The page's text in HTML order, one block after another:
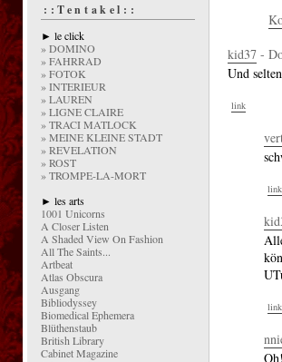
::Tentakel::
► le click
» DOMINO
» FAHRRAD
» FOTOK
» INTERIEUR
» LAUREN
» LIGNE CLAIRE
» TRACI MATLOCK
» MEINE KLEINE STADT
» REVELATION
» ROST
» TROMPE-LA-MORT
► les arts
1001 Unicorns
A Closer Listen
A Shaded View On Fashion
All The Saints...
Artbeat
Atlas Obscura
Ausgang
Bibliodyssey
Biomedical Ephemera
Blüthenstaub
British Library
Cabinet Magazine
kid37 -
Und
link
link
link